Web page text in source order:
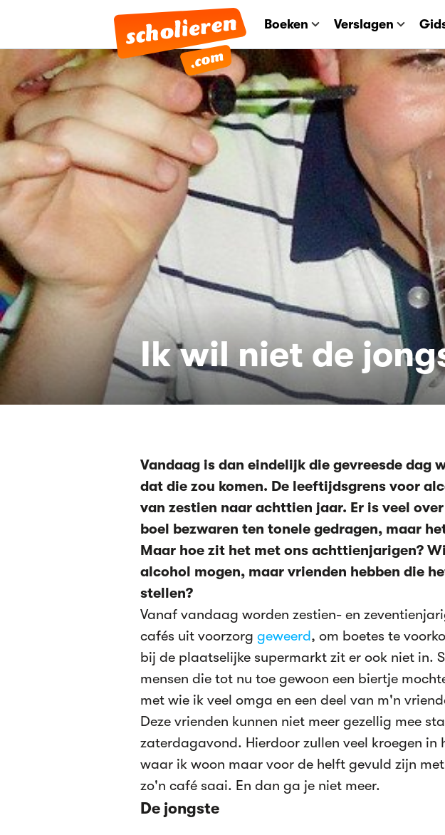
Boeken Verslagen
Ik wil niet de
Vandaag is dan eindelijk die gevreesde dag
dat die zou komen. De leeftijdsgrens voor
van zestien naar achttien jaar. Er is veel
boel bezwaren ten tonele gedragen, maar
Maar hoe zit het met ons achttienjarigen?
alcohol mogen, maar vrienden hebben die
stellen?
Vanaf vandaag worden zestien- en
cafés uit voorzorg geweerd, om boetes te
bij de plaatselijke supermarkt zit er ook niet in.
mensen die tot nu toe gewoon een biertje
met wie ik veel omga en een deel van m'n
Deze vrienden kunnen niet meer gezellig mee
zaterdagavond. Hierdoor zullen veel kroegen in
waar ik woon maar voor de helft gevuld zijn met
zo'n café saai. En dan ga je niet meer.
De jongste